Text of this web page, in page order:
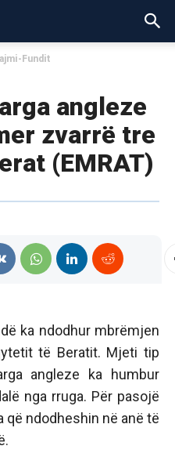
Fundit
angleze
zvarrë tre
(EMRAT)
ka ndodhur mbrëmjen
të Beratit. Mjeti tip
angleze ka humbur
nga rruga. Për pasojë
që ndodheshin në anë të